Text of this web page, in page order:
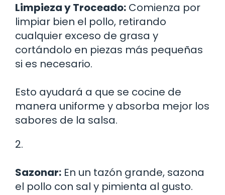
Limpieza y Troceado: Comienza por
limpiar bien el pollo, retirando
cualquier exceso de grasa y
cortándolo en piezas más pequeñas
si es necesario.
Esto ayudará a que se cocine de
manera uniforme y absorba mejor los
sabores de la salsa.
2.
Sazonar: En un tazón grande, sazona
el pollo con sal y pimienta al gusto.